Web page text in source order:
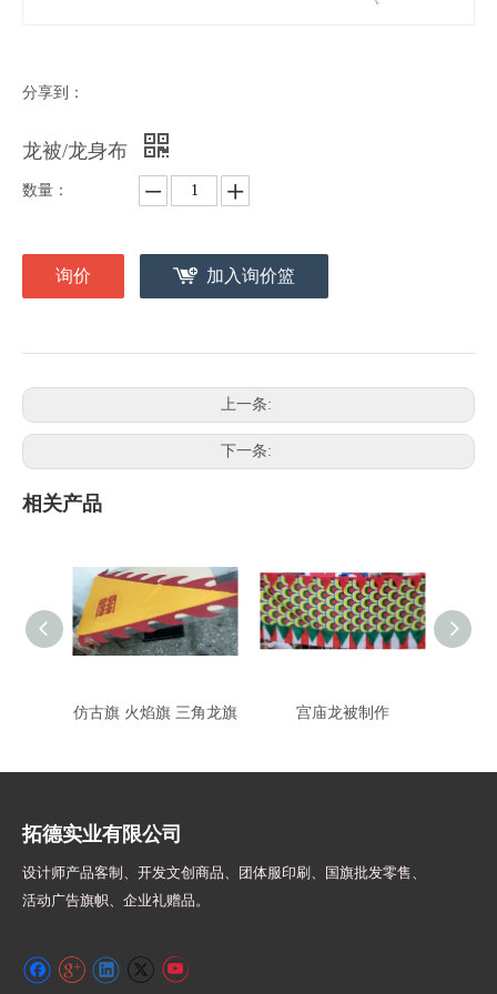
分享到：
龙被/龙身布
数量：
询价 加入询价篮
上一条:
下一条:
相关产品
仿古旗 火焰旗 三角龙旗 宫庙龙被制作
拓德实业有限公司
设计师产品客制、开发文创商品、团体服印刷、
国旗批发零售、
活动广告旗帜、 企业礼赠品。